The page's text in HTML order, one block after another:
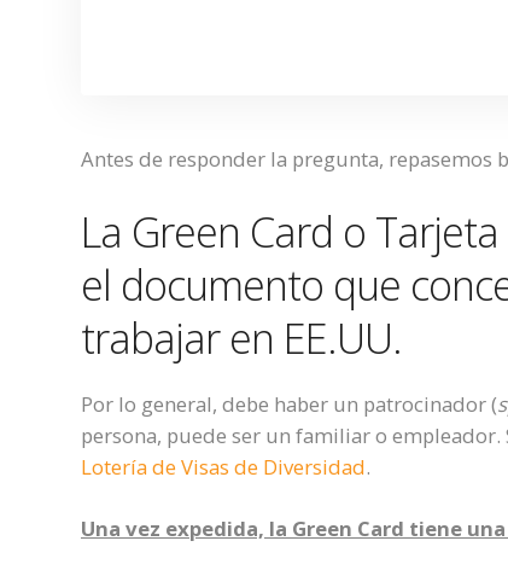
Antes de responder la pregunta, repasemos
La Green Card o
el documento que
trabajar en EE.UU.
Por lo general, debe haber un patrocinador (
persona, puede ser un familiar o
Lotería de Visas de Diversidad.
Una vez expedida, la Green Card tiene